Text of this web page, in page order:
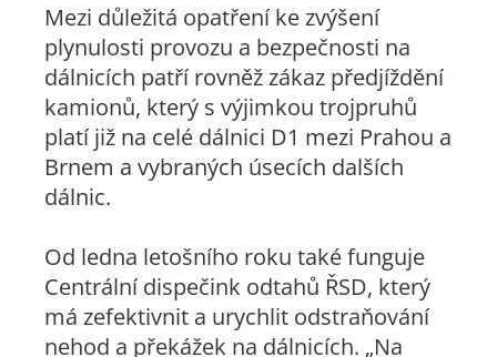
Mezi důležitá opatření ke zvýšení
plynulosti provozu a bezpečnosti na
dálnicích patří rovněž zákaz předjíždění
kamionů, který s výjimkou trojpruhů
platí již na celé dálnici D1 mezi Prahou a
Brnem a vybraných úsecích dalších
dálnic.
Od ledna letošního roku také funguje
Centrální dispečink odtahů ŘSD, který
má zefektivnit a urychlit odstraňování
nehod a překážek na dálnicích. „Na